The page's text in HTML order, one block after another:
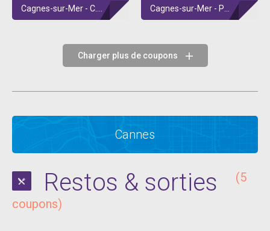
Charger plus de coupons
Cannes
Restos & sorties
(5
coupons)